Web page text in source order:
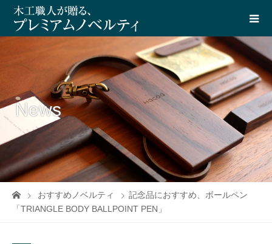
News
おすすめノベルティ
記念品におすすめ、ボールペン
「TRIANGLE BODY BALLPOINT PEN」